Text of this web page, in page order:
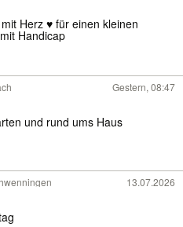
Herz ♥️ für einen kleinen
Handicap
Gestern, 08:47
und rund ums Haus
13.07.2026